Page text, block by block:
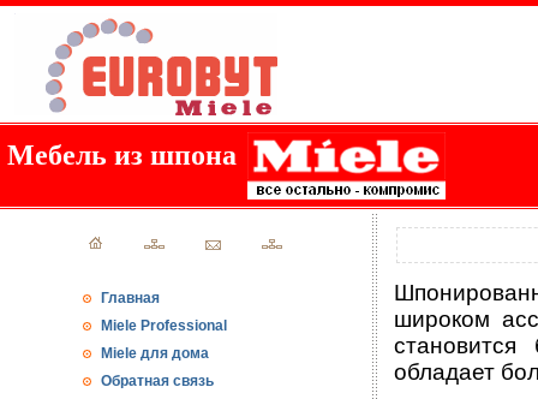
Мебель из шпона
Главная
Miele Professional
Miele для дома
Обратная связь
широком
становится
обладает